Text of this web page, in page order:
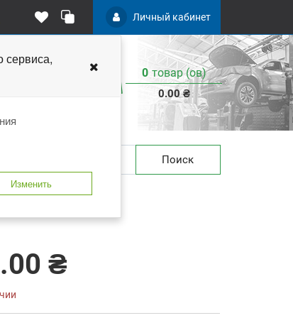
сервиса,
Изменить
Личный кабинет
0 товар (ов)
0.00 ₴
Поиск
9-185-2540
₴